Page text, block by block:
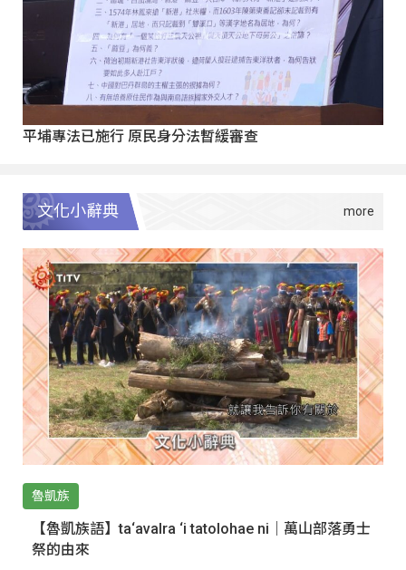
平埔專法已施行 原民身分法暫緩審查
文化小辭典
魯凱族
【魯凱族語】ta‘avalra ‘i tatolohae ni｜萬山部落勇士
祭的由來